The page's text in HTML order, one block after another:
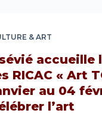
& ART
accueille
RICAC « Art
au 04
l’art